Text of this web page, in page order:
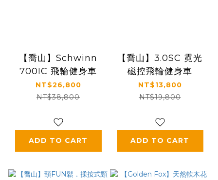
【喬山】Schwinn
700IC 飛輪健身車
NT$26,800
NT$38,800
ADD TO CART
【喬山】3.0SC 霓光
磁控飛輪健身車
NT$13,800
NT$19,800
ADD TO CART